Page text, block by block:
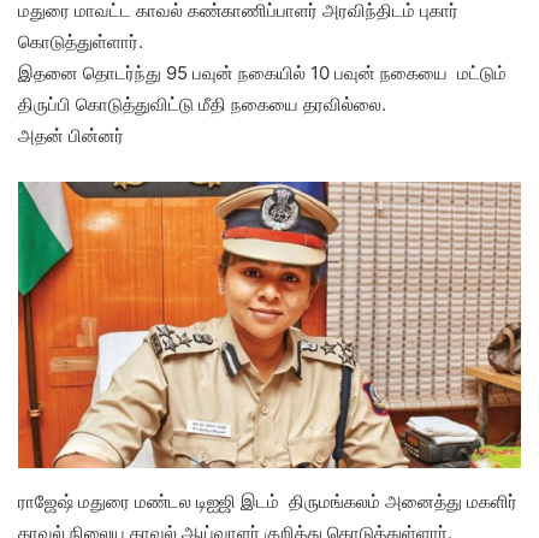
மதுரை மாவட்ட காவல் கண்காணிப்பாளர் அரவிந்திடம் புகார்
கொடுத்துள்ளார்.
இதனை தொடர்ந்து 95 பவுன் நகையில் 10 பவுன் நகையை மட்டும்
திருப்பி கொடுத்துவிட்டு மீதி நகையை தரவில்லை.
அதன் பின்னர்
ராஜேஷ் மதுரை மண்டல டிஐஜி இடம் திருமங்கலம் அனைத்து மகளிர்
காவல் நிலைய காவல் ஆய்வாளர் குறித்து கொடுத்துள்ளார்.